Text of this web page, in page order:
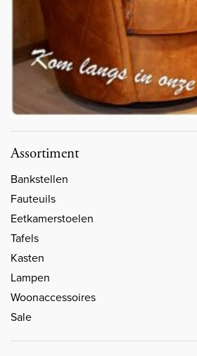
Assortiment
Bankstellen
Fauteuils
Eetkamerstoelen
Tafels
Kasten
Lampen
Woonaccessoires
Sale